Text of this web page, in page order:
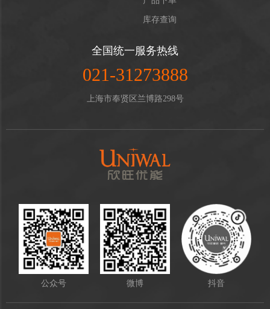
库存查询
全国统一服务热线
021-31273888
上海市奉贤区兰博路298号
公众号 微博 抖音